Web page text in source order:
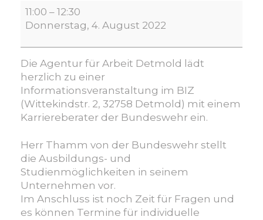
Folge
deiner
-
Karriere
bei
der
Bundeswehr
11:00 – 12:30
Donnerstag, 4. August 2022
Die Agentur für Arbeit Detmold
lädt
herzlich zu einer
Informationsveranstaltung im BIZ
(Wittekindstr. 2, 32758 Detmold) mit einem
Karriereberater der Bundeswehr ein.
Herr Thamm von der Bundeswehr stellt
die Ausbildungs- und
Studienmöglichkeiten in seinem
Unternehmen vor.
Im Anschluss ist noch Zeit für Fragen und
es können Termine für individuelle